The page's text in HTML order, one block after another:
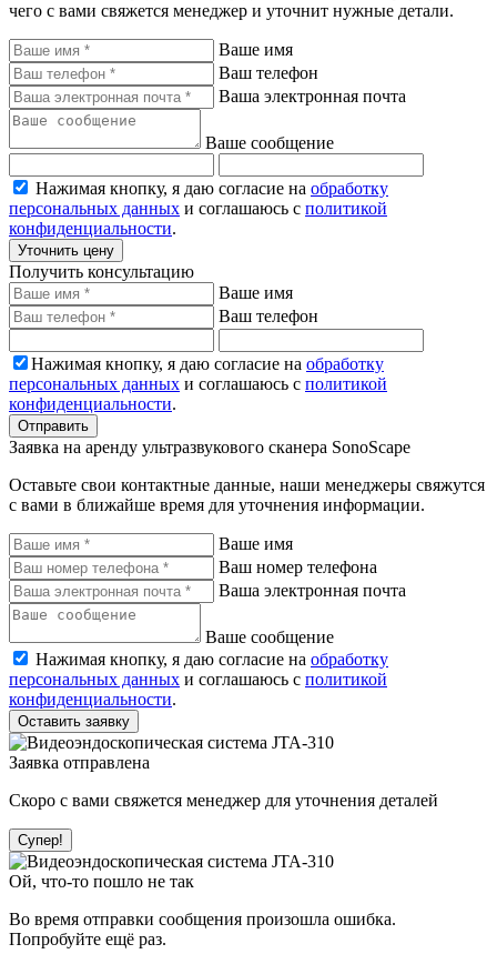
чего с вами свяжется менеджер и уточнит нужные детали.
Ваше имя
Ваш телефон
Ваша электронная почта
Ваше сообщение
Нажимая кнопку, я даю согласие на обработку
персональных данных и соглашаюсь с политикой
конфиденциальности.
Уточнить цену
Получить консультацию
Ваше имя
Ваш телефон
Нажимая кнопку, я даю согласие на обработку
персональных данных и соглашаюсь с политикой
конфиденциальности.
Отправить
Заявка на аренду ультразвукового сканера SonoScape
Оставьте свои контактные данные, наши менеджеры свяжутся
с вами в ближайше время для уточнения информации.
Ваше имя
Ваш номер телефона
Ваша электронная почта
Ваше сообщение
Нажимая кнопку, я даю согласие на обработку
персональных данных и соглашаюсь с политикой
конфиденциальности.
Оставить заявку
Заявка отправлена
Скоро с вами свяжется менеджер для уточнения деталей
Супер!
Ой, что-то пошло не так
Во время отправки сообщения произошла ошибка.
Попробуйте ещё раз.